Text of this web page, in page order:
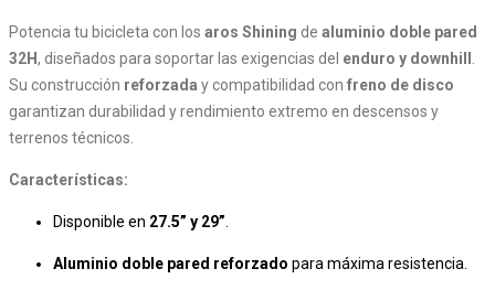
Potencia tu bicicleta con los aros Shining de aluminio doble pared
32H, diseñados para soportar las exigencias del enduro y downhill
Su construcción reforzada y compatibilidad con freno de disco
garantizan durabilidad y rendimiento extremo en descensos y
terrenos técnicos.
Características:
Disponible en 27.5” y 29”
Aluminio doble pared reforzado para máxima resistencia.